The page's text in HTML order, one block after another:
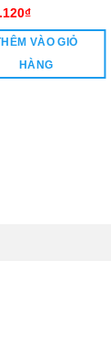
₫
VÀO GIỎ
HÀNG